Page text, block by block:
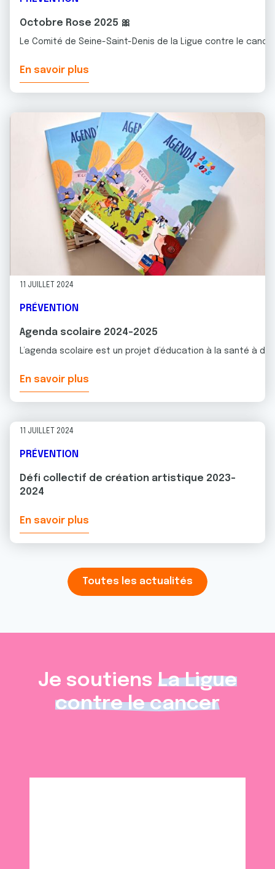
Octobre Rose 2025 🎀
Le Comité de Seine-Saint-Denis de la Ligue contre le
En savoir plus
11 JUILLET 2024
PRÉVENTION
Agenda scolaire 2024-2025
L’agenda scolaire est un projet d’éducation à la santé à
En savoir plus
11 JUILLET 2024
PRÉVENTION
Défi collectif de création artistique 2023-
2024
En savoir plus
Toutes les actualités
Je soutiens La Ligue
contre le cancer